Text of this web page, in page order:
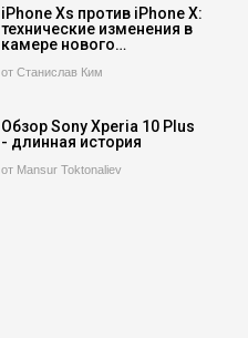
iPhone Xs против iPhone X:
технические изменения в
камере нового…
от Станислав Ким
Обзор Sony Xperia 10 Plus
- длинная история
от Mansur Toktonaliev